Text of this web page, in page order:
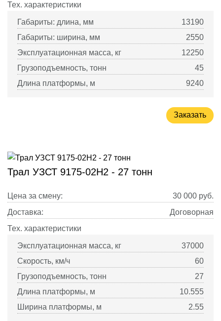
Тех. характеристики
Габариты: длина, мм
13190
Габариты: ширина, мм
2550
Эксплуатационная масса, кг
12250
Грузоподъемность, тонн
45
Длина платформы, м
9240
Заказать
Трал УЗСТ 9175-02Н2 - 27 тонн
Цена за смену: 30 000 руб.
Доставка:
Договорная
Тех. характеристики
Эксплуатационная масса, кг
37000
Скорость, км/ч
60
Грузоподъемность, тонн
27
Длина платформы, м
10.555
Ширина платформы, м
2.55